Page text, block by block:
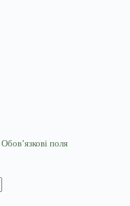
Обов’язкові поля